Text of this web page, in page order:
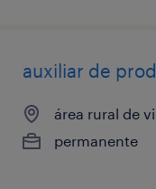
auxiliar de
área rural de
permanente